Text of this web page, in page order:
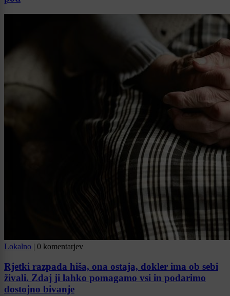
Lokalno | 0 komentarjev
Rjetki razpada hiša, ona ostaja, dokler ima ob sebi
živali. Zdaj ji lahko pomagamo vsi in podarimo
dostojno bivanje